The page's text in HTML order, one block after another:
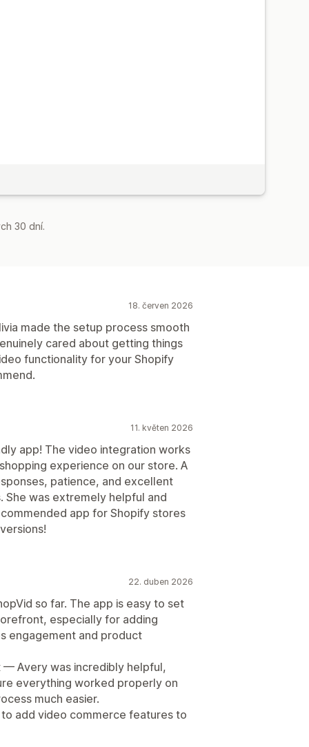
30 dní.
18. červen 2026
made the setup process smooth
cared about getting things
functionality for your Shopify
11. květen 2026
app! The video integration works
experience on our store. A
patience, and excellent
was extremely helpful and
app for Shopify stores
22. duben 2026
so far. The app is easy to set
especially for adding
engagement and product
Avery was incredibly helpful,
everything worked properly on
much easier.
add video commerce features to